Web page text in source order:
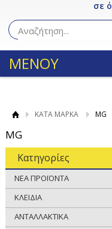
σε
ΜΕΝΟΥ
ΚΑΤΑ ΜΑΡΚΑ MG
MG
Κατηγορίες
ΝΕΑ ΠΡΟΪΟΝΤΑ
ΚΛΕΙΔΙΑ
ΑΝΤΑΛΛΑΚΤΙΚΑ